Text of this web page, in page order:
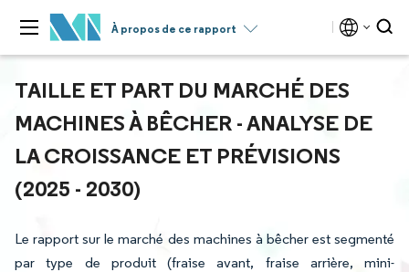
À propos de ce rapport
TAILLE ET PART DU MARCHÉ DES
MACHINES À BÊCHER - ANALYSE DE
LA CROISSANCE ET PRÉVISIONS
(2025 - 2030)
Le rapport sur le marché des machines à bêcher est segmenté
par type de produit (fraise avant, fraise arrière, mini-